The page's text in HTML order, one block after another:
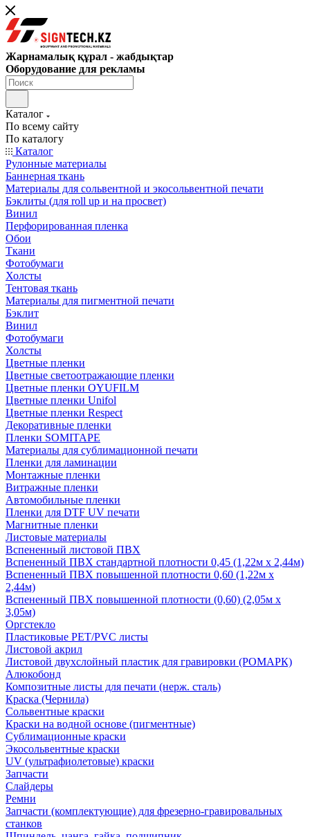
Жарнамалық құрал - жабдықтар
Оборудование для рекламы
Каталог
По всему сайту
По каталогу
Каталог
Рулонные материалы
Баннерная ткань
Материалы для сольвентной и экосольвентной печати
Бэклиты (для roll up и на просвет)
Винил
Перфорированная пленка
Обои
Ткани
Фотобумаги
Холсты
Тентовая ткань
Материалы для пигментной печати
Бэклит
Винил
Фотобумаги
Холсты
Цветные пленки
Цветные светоотражающие пленки
Цветные пленки OYUFILM
Цветные пленки Unifol
Цветные пленки Respect
Декоративные пленки
Пленки SOMITAPE
Материалы для сублимационной печати
Пленки для ламинации
Монтажные пленки
Витражные пленки
Автомобильные пленки
Пленки для DTF UV печати
Магнитные пленки
Листовые материалы
Вспененный листовой ПВХ
Вспененный ПВХ стандартной плотности 0,45 (1,22м х 2,44м)
Вспененный ПВХ повышенной плотности 0,60 (1,22м х
2,44м)
Вспененный ПВХ повышенной плотности (0,60) (2,05м х
3,05м)
Оргстекло
Пластиковые PET/PVC листы
Листовой акрил
Листовой двухслойный пластик для гравировки (РОМАРК)
Алюкобонд
Композитные листы для печати (нерж. сталь)
Краска (Чернила)
Сольвентные краски
Краски на водной основе (пигментные)
Сублимационные краски
Экосольвентные краски
UV (ультрафиолетовые) краски
Запчасти
Слайдеры
Ремни
Запчасти (комплектующие) для фрезерно-гравировальных
станков